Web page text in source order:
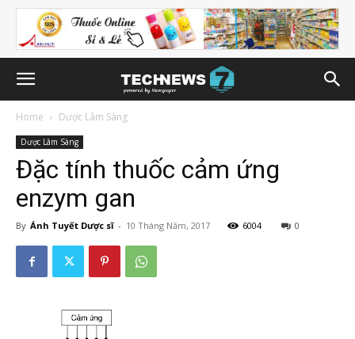
Home Dược Lâm Sàng
Dược Lâm Sàng
Đặc tính thuốc cảm ứng
enzym gan
By Ánh Tuyết Dược sĩ - 10 Tháng Năm, 2017 6004 0